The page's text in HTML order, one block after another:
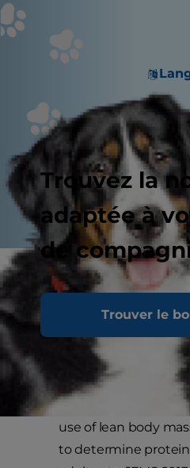
Trouvez la
adaptée à
de
Trouver le
Enquête KANTAR
français interrogés fin
Laflamme DP
.
use of lean body
to determine